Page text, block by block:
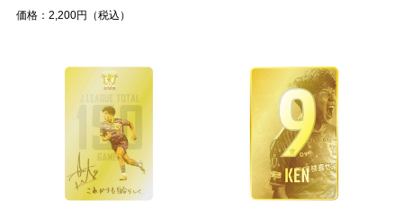
価格：2,200円（税込）